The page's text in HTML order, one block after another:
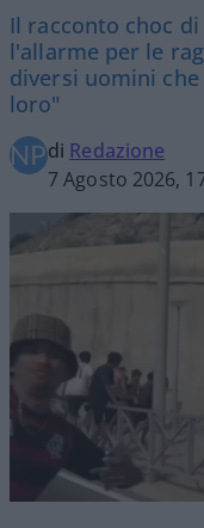
Il racconto choc
l'allarme per le
diversi uomini
loro"
di Redazione
7 Agosto 2026,